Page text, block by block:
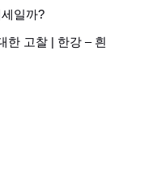
일까?
한 고찰 | 한강 – 흰